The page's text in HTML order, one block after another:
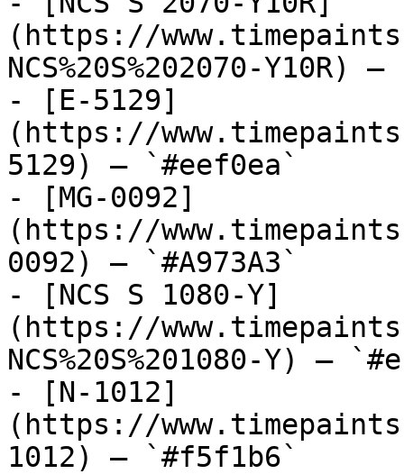
(https://
NCS%20S%202070-Y10R)
- [E-5129]
(https://
5129) — `#eef0ea`
- [MG-0092]
(https://
0092) — `#A973A3`
- [NCS S 1080-Y]
(https://
NCS%20S%201080-Y) —
- [N-1012]
(https://
1012) — `#f5f1b6`